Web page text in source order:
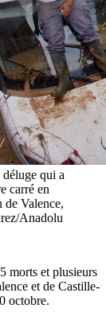
qui a
carré en
de Valence,
Anadolu
morts et plusieurs
et de Castille-
octobre.